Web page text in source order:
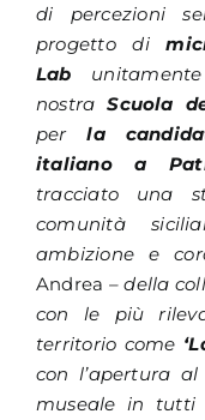
di percezioni
progetto di
Lab
nostraScuola
perla
italiano a
tracciato una
comunità
ambizione e
Andrea – della
con le più
territorio come
con l’apertura
museale in